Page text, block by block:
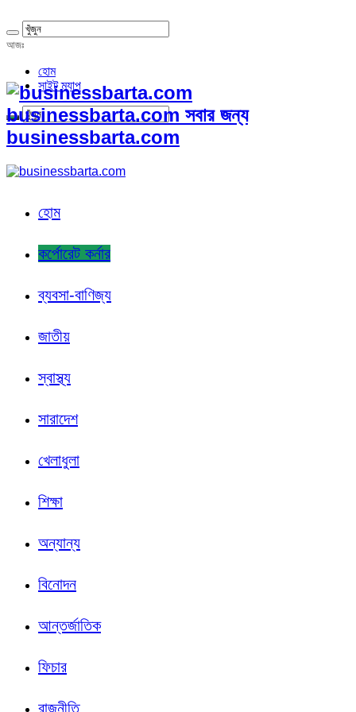
আজঃ
হোম
সাইট ম্যাপ
businessbarta.com সবার জন্য
businessbarta.com
হোম
কর্পোরেট কর্নার
ব্যবসা-বাণিজ্য
জাতীয়
স্বাস্থ্য
সারাদেশ
খেলাধুলা
শিক্ষা
অন্যান্য
বিনোদন
আন্তর্জাতিক
ফিচার
রাজনীতি